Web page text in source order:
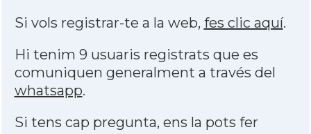
Si vols registrar-te a la web, fes clic aquí.
Hi tenim 9 usuaris registrats que es
comuniquen generalment a través del
whatsapp.
Si tens cap pregunta, ens la pots fer